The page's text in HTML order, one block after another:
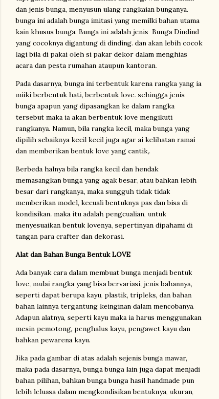
dan jenis bunga, menyusun ulang rangkaian bunganya.
bunga ini adalah bunga imitasi yang memilki bahan utama
kain khusus bunga. Bunga ini adalah jenis Bunga Dindind
yang cocoknya digantung di dinding. dan akan lebih cocok
lagi bila di pakai oleh si pakar dekor dalam menghias
acara dan pesta rumahan ataupun kantoran.
Pada dasarnya, bunga ini terbentuk karena rangka yang ia
miiki berbentuk hati, berbentuk love. sehingga jenis
bunga apapun yang dipasangkan ke dalam rangka
tersebut maka ia akan berbentuk love mengikuti
rangkanya. Namun, bila rangka kecil, maka bunga yang
dipilih sebaiknya kecil kecil juga agar ai kelihatan ramai
dan memberikan bentuk love yang cantik,.
Berbeda halnya bila rangka kecil dan hendak
memasangkan bunga yang agak besar, atau bahkan lebih
besar dari rangkanya, maka sungguh tidak tidak
memberikan model, kecuali bentuknya pas dan bisa di
kondisikan. maka itu adalah pengcualian, untuk
menyesuaikan bentuk lovenya, sepertinyan dipahami di
tangan para crafter dan dekorasi.
Alat dan Bahan Bunga Bentuk LOVE
Ada banyak cara dalam membuat bunga menjadi bentuk
love, mulai rangka yang bisa bervariasi, jenis bahannya,
seperti dapat berupa kayu, plastik, tripleks, dan bahan
bahan lainnya tergantung keinginan dalam mencobanya.
Adapun alatnya, seperti kayu maka ia harus menggunakan
mesin pemotong, penghalus kayu, pengawet kayu dan
bahkan pewarena kayu.
Jika pada gambar di atas adalah sejenis bunga mawar,
maka pada dasarnya, bunga bunga lain juga dapat menjadi
bahan pilihan, bahkan bunga bunga hasil handmade pun
lebih leluasa dalam mengkondisikan bentuknya, ukuran,